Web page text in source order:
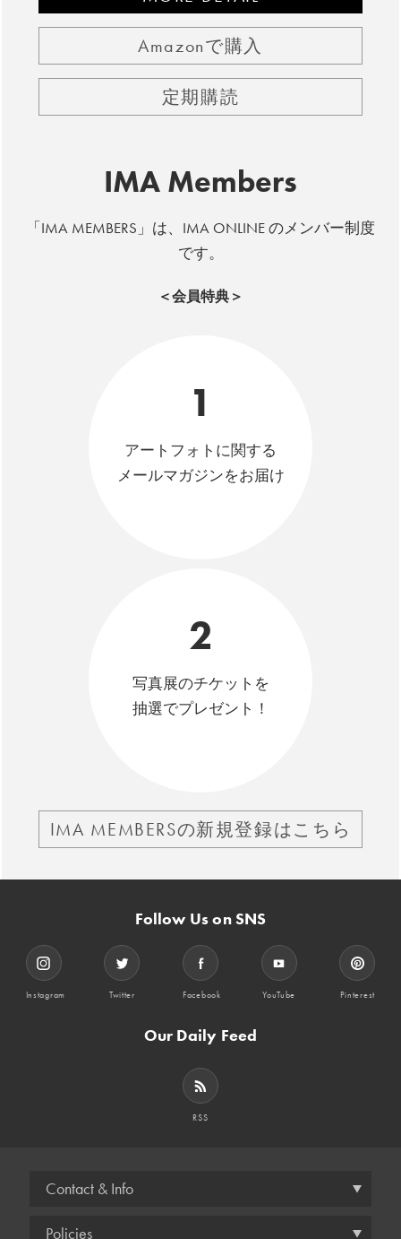
Amazonで購入
定期購読
IMA Members
「IMA MEMBERS」は、IMA ONLINE のメンバー制度
です。
＜会員特典＞
1
アートフォトに関する
メールマガジンをお届け
2
写真展のチケットを
抽選でプレゼント！
IMA MEMBERSの新規登録はこちら
Follow Us on SNS
Instagram Twitter Facebook YouTube Pinterest
Our Daily Feed
RSS
Contact & Info
Policies